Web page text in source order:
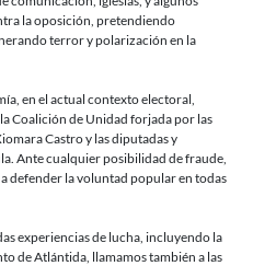
la oposición, pretendiendo
terror y polarización en la
en el actual contexto electoral,
Coalición de Unidad forjada por las
Castro y las diputadas y
Ante cualquier posibilidad de fraude,
defender la voluntad popular en todas
experiencias de lucha, incluyendo la
de Atlántida, llamamos también a las